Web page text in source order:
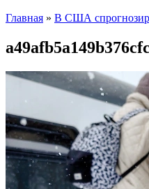
Главная » В США